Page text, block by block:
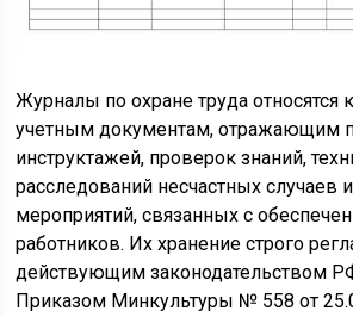
Журналы по охране труда относятся
учетным документам, отражающим
инструктажей, проверок знаний,
расследований несчастных случаев
мероприятий, связанных с
работников. Их хранение строго
действующим законодательством
Приказом Минкультуры № 558 от